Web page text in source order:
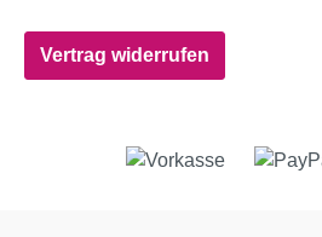
Vertrag widerrufen